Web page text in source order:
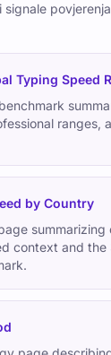
Typing Speed
ranges,
by Country
summarizing
context and the